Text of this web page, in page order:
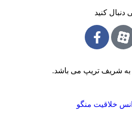
دنبال کنید
به شریف تریپ می باشد.
خلاقیت منگو